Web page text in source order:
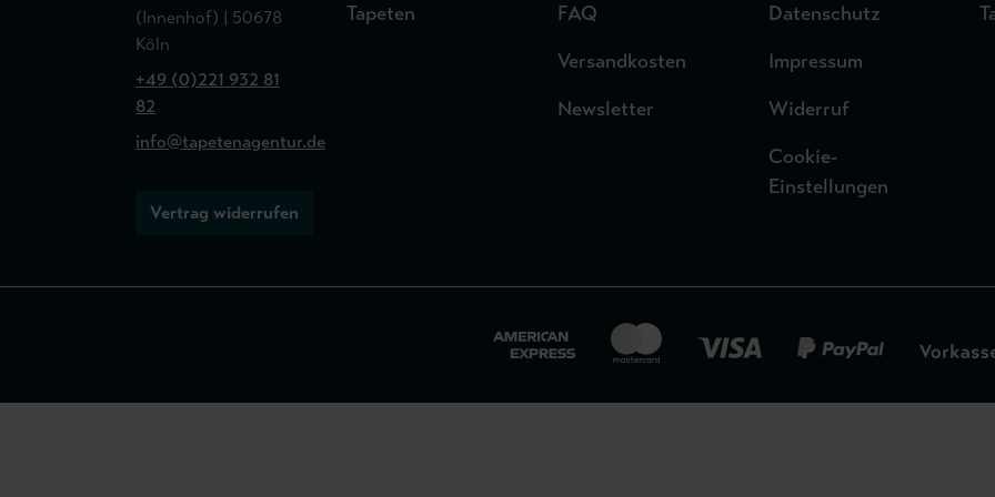
(Innenhof) | 50678
Köln
+49 (0)221 932 81
82
info@tapetenagentur.de
Vertrag widerrufen
Tapeten
FAQ
Versandkosten
Newsletter
Datenschutz
Impressum
Widerruf
Cookie-
Einstellungen